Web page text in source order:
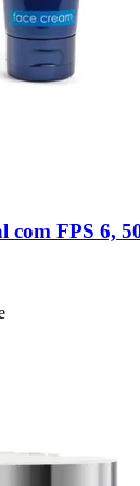
com FPS 6,